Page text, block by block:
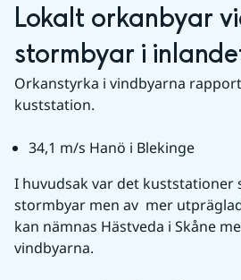
Lokalt orkanbyar
stormbyar i
Orkanstyrka i vindbyarna
kuststation.
34,1 m/s Hanö i Blekinge
I huvudsak var det
stormbyar men av  mer
kan nämnas Hästveda i Skåne
vindbyarna.